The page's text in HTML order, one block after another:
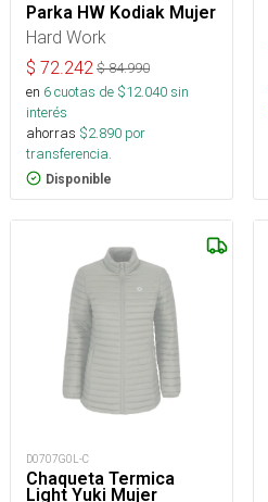
Parka HW Kodiak Mujer
Hard Work
$ 72.242 $84.990
en 6cuotas de $12.040sin
interés
ahorras $2.890 por
transferencia.
Disponible
D0707G0L-C
Chaqueta Termica
Light Yuki Mujer